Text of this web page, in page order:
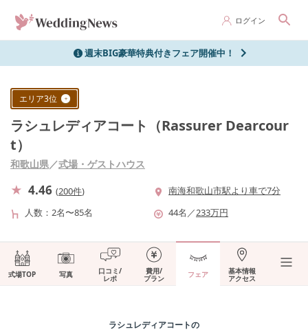
ログイン
週末BIG豪華特典付きフェア開催中！
エリア3位
ラシュレディアコート（Rassurer Dearcour
t）
和歌山県／式場・ゲストハウス
4.46 (200件)
南海和歌山市駅より車で7分
人数
2名〜85名 44名 ／233万円
式場TOP 写真 口コミ/
レポ
費用/
プラン フェア 基本情報
アクセス
ラシュレディアコートの